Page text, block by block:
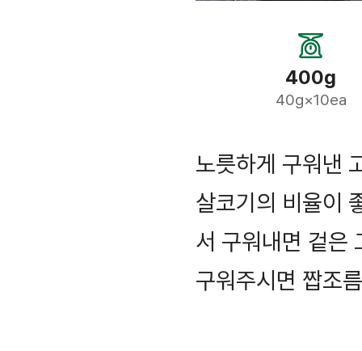
400g
40g×10ea
노릇하게 구워낸
살코기의 비율이
서 구워내면 겉은
구워주시면 짭조